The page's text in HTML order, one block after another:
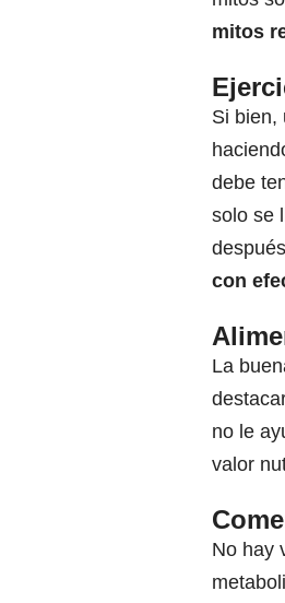
mitos
Si bien,
debe
solo se
con
La
no le
valor
No hay